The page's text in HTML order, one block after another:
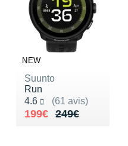
NEW
Suunto
Run
4.6
(61 avis)
Noté 4.6 sur 5
249€
Au lieu de 249€
199€
Vendu 199€